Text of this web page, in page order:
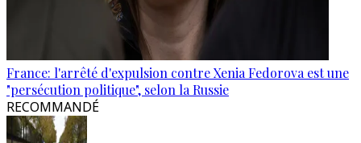
France: l'arrêté d'expulsion contre Xenia Fedorova est une
"persécution politique", selon la Russie
RECOMMANDÉ